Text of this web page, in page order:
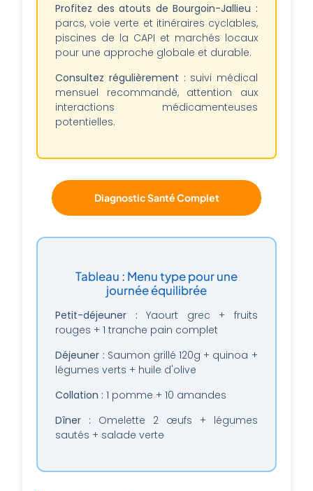
Profitez des atouts de Bourgoin-Jallieu :
parcs, voie verte et itinéraires cyclables,
piscines de la CAPI et marchés locaux
pour une approche globale et durable.
Consultez régulièrement : suivi médical
mensuel recommandé, attention aux
interactions médicamenteuses
potentielles.
Diagnostic Santé Complet
Tableau : Menu type pour une
journée équilibrée
Petit-déjeuner : Yaourt grec + fruits
rouges + 1 tranche pain complet
Déjeuner : Saumon grillé 120g + quinoa +
légumes verts + huile d'olive
Collation : 1 pomme + 10 amandes
Dîner : Omelette 2 œufs + légumes
sautés + salade verte